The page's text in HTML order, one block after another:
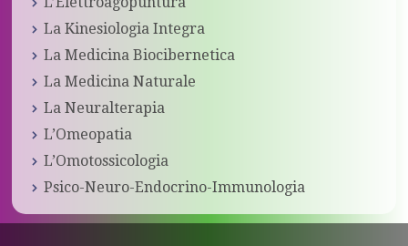
La Kinesiologia Integra
La Medicina Biocibernetica
La Medicina Naturale
La Neuralterapia
L’Omeopatia
L’Omotossicologia
Psico-Neuro-Endocrino-Immunologia